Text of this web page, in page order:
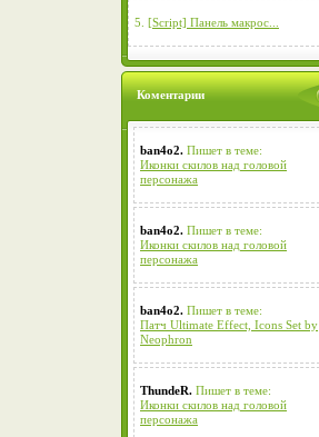
5. [Script] Панель макрос...
Коментарии
ban4o2. Пишет в теме:
Иконки скилов над головой
персонажа
ban4o2. Пишет в теме:
Иконки скилов над головой
персонажа
ban4o2. Пишет в теме:
Патч Ultimate Effect, Icons Set by
Neophron
ThundeR. Пишет в теме:
Иконки скилов над головой
персонажа